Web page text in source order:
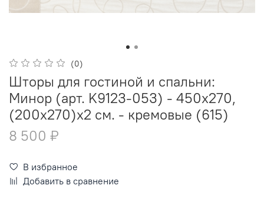
(0)
Шторы для гостиной и спальни:
Минор (арт. K9123-053) - 450х270,
(200х270)х2 см. - кремовые (615)
8 500 ₽
В избранное
Добавить в сравнение